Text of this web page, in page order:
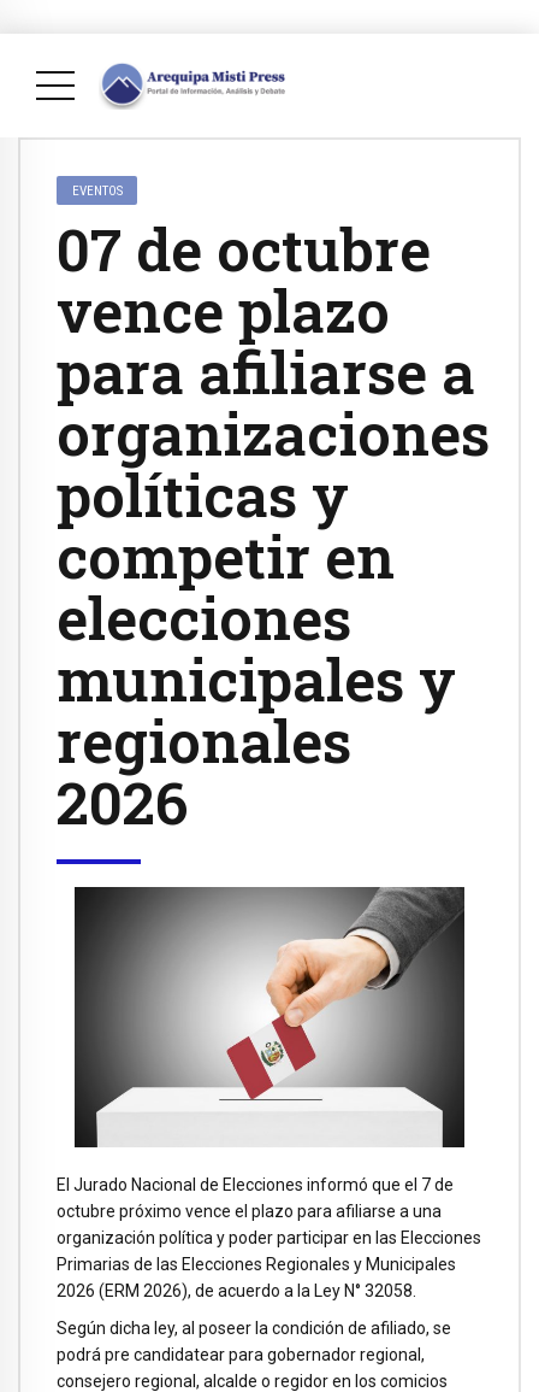
EVENTOS
07 de octubre
vence plazo
para afiliarse a
organizaciones
políticas y
competir en
elecciones
municipales y
regionales
2026
El Jurado Nacional de Elecciones informó que el 7 de
octubre próximo vence el plazo para afiliarse a una
organización política y poder participar en las Elecciones
Primarias de las Elecciones Regionales y Municipales
2026 (ERM 2026), de acuerdo a la Ley N° 32058.
Según dicha ley, al poseer la condición de afiliado, se
podrá pre candidatear para gobernador regional,
consejero regional, alcalde o regidor en los comicios